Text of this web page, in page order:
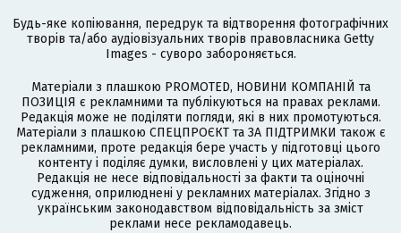
Будь-яке копіювання, передрук та відтворення фотографічних
творів та/або аудіовізуальних творів правовласника Getty
Images - суворо забороняється.
Матеріали з плашкою PROMOTED, НОВИНИ КОМПАНІЙ та
ПОЗИЦІЯ є рекламними та публікуються на правах реклами.
Редакція може не поділяти погляди, які в них промотуються.
Матеріали з плашкою СПЕЦПРОЄКТ та ЗА ПІДТРИМКИ також є
рекламними, проте редакція бере участь у підготовці цього
контенту і поділяє думки, висловлені у цих матеріалах.
Редакція не несе відповідальності за факти та оціночні
судження, оприлюднені у рекламних матеріалах. Згідно з
українським законодавством відповідальність за зміст
реклами несе рекламодавець.